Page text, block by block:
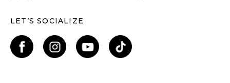
LET’S SOCIALIZE